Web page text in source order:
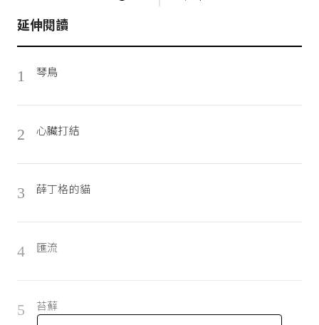
延伸閱讀
1 琴鳥
2 心臟打結
3 薛丁格的貓
4 匯流
5 苔蘚